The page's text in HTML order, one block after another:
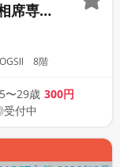
席専用
》
開催地住所：東京都台東区上野4丁目6-4 OGSⅡ8階 OGSⅡ 8階
〜29歳 300円
付中